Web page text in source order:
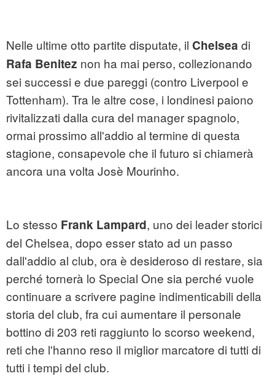
Nelle ultime otto partite disputate, il Chelsea di
Rafa Benitez non ha mai perso, collezionando
sei successi e due pareggi (contro Liverpool e
Tottenham). Tra le altre cose, i londinesi paiono
rivitalizzati dalla cura del manager spagnolo,
ormai prossimo all'addio al termine di questa
stagione, consapevole che il futuro si chiamerà
ancora una volta Josè Mourinho.
Lo stesso Frank Lampard, uno dei leader storici
del Chelsea, dopo esser stato ad un passo
dall'addio al club, ora è desideroso di restare, sia
perché tornerà lo Special One sia perché vuole
continuare a scrivere pagine indimenticabili della
storia del club, fra cui aumentare il personale
bottino di 203 reti raggiunto lo scorso weekend,
reti che l'hanno reso il miglior marcatore di tutti di
tutti i tempi del club.